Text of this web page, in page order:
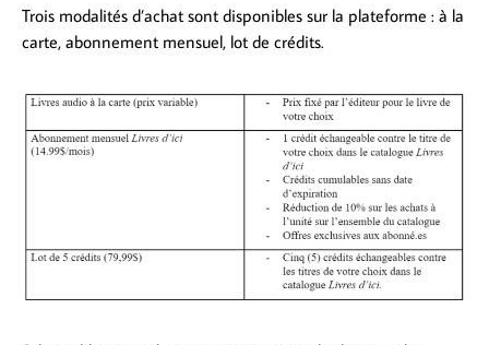
Trois modalités d’achat sont disponibles sur la plateforme : à la
carte, abonnement mensuel, lot de crédits.